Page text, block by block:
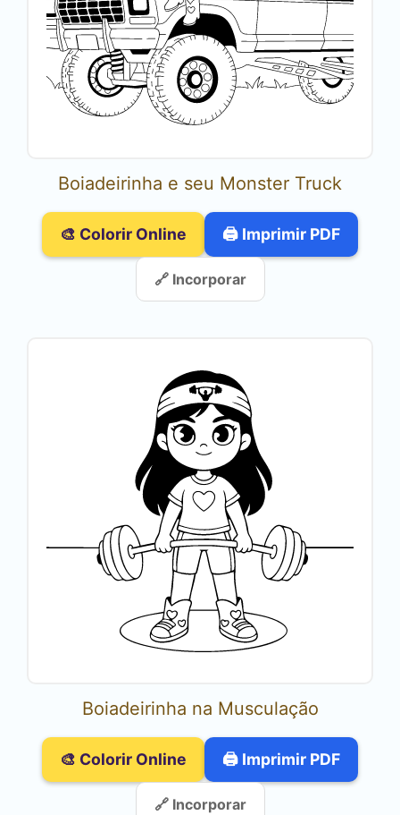
Boiadeirinha e seu Monster Truck
🎨 Colorir Online 🖨️ Imprimir PDF
🔗 Incorporar
Boiadeirinha na Musculação
🎨 Colorir Online 🖨️ Imprimir PDF
🔗 Incorporar